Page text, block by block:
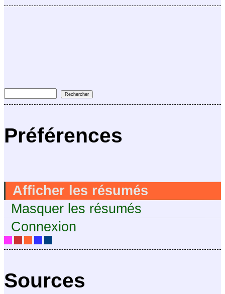
Préférences
Afficher les résumés
Masquer les résumés
Connexion
Sources